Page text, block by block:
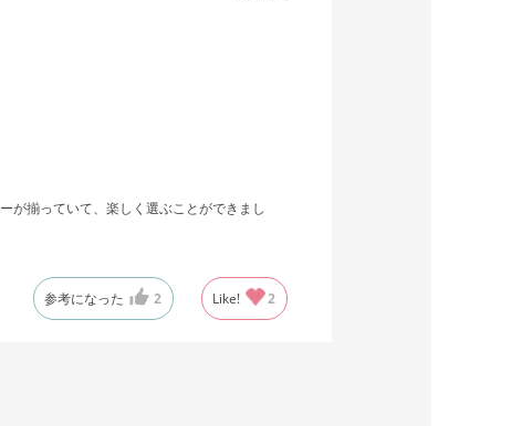
が揃っていて、楽しく選ぶことができまし
参考になった 2 Like! 2